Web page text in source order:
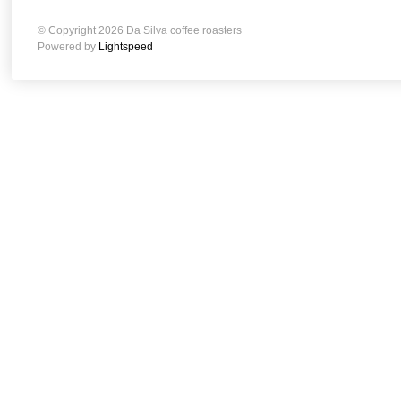
© Copyright 2026 Da Silva coffee roasters
Powered by Lightspeed